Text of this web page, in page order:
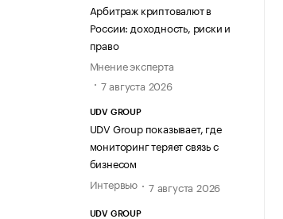
Арбитраж криптовалют в
России: доходность, риски и
право
Мнение эксперта
7 августа 2026
UDV GROUP
UDV Group показывает, где
мониторинг теряет связь с
бизнесом
Интервью
7 августа 2026
UDV GROUP